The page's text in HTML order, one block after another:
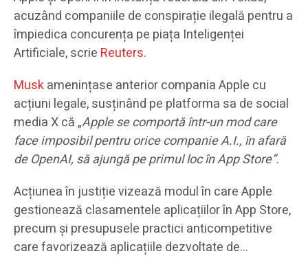
acuzând companiile de conspirație ilegală pentru a
împiedica concurența pe piața Inteligenței
Artificiale, scrie Reuters.
Muskamenințase anterior compania Apple cu
acțiuni legale, susținând pe platforma sa de social
media X că „Apple se comportă într-un mod care
face imposibil pentru orice companie A.I., în afară
de OpenAI, să ajungă pe primul loc în App Store”.
Acțiunea în justiție vizează modul în care Apple
gestionează clasamentele aplicațiilor în App Store,
precum și presupusele practici anticompetitive
care favorizează aplicațiile dezvoltate de…